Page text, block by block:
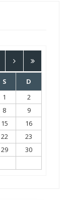
S
D
1
2
8
9
15
16
22
23
29
30